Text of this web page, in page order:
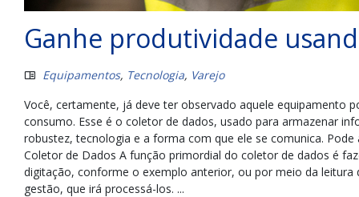
Ganhe produtividade
Equipamentos, Tecnologia, Varejo
Você, certamente, já deve ter observado aquele equipamento
consumo. Esse é o coletor de dados, usado para armazenar
robustez, tecnologia e a forma com que ele se comunica.
Coletor de Dados A função primordial do coletor de dados é
digitação, conforme o exemplo anterior, ou por meio da
gestão, que irá processá-los. ...